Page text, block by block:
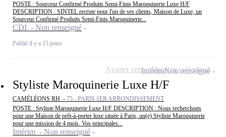
POSTE : Sourceur Confirmé Produits Semi-Finis Maroquinerie Luxe H/F
DESCRIPTION : SINTEL recrute pour l'un de ses clients, Maison de Luxe, un
Sourceur Confirmé Produits Semi-Finis Maroquinerie...
CDI - Non renseigné
Publié il y a 15 jours
Styliste Maroquinerie Luxe H/F
CAMÉLÉONS RH - 75 - PARIS 1ER ARRONDISSEMENT
POSTE : Styliste Maroquinerie Luxe H/F DESCRIPTION : Nous recherchons
pour une Maison de prêt-à-porter luxe située à Paris, un(e) Styliste Maroquinerie
pour une mission de 4 mois. Vos principales...
Intérim - Non renseigné
IntérimNon renseigné
Ajouter cette offre à ma sélection